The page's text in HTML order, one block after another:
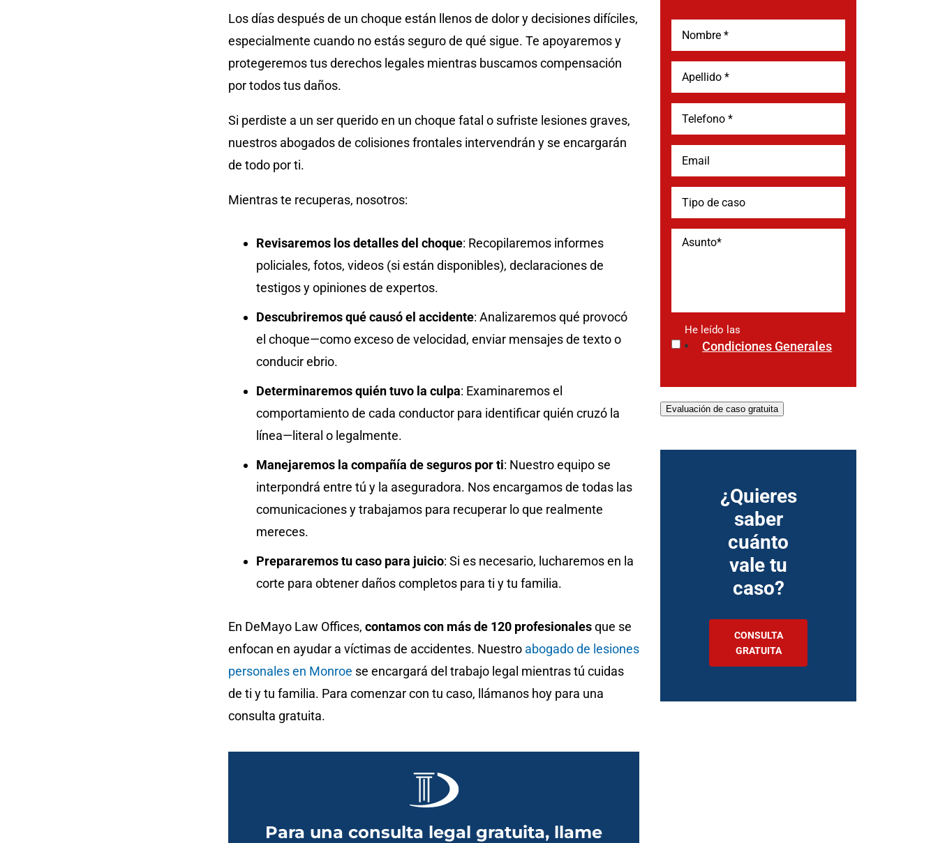
Los días después de un choque están llenos de dolor y decisiones difíciles,
especialmente cuando no estás seguro de qué sigue. Te apoyaremos y
protegeremos tus derechos legales mientras buscamos compensación
por todos tus daños.
Si perdiste a un ser querido en un choque fatal o sufriste lesiones graves,
nuestros abogados de colisiones frontales intervendrán y se encargarán
de todo por ti.
Mientras te recuperas, nosotros:
Revisaremos los detalles del choque: Recopilaremos informes
policiales, fotos, videos (si están disponibles), declaraciones de
testigos y opiniones de expertos.
Descubriremos qué causó el accidente: Analizaremos qué provocó
el choque—como exceso de velocidad, enviar mensajes de texto o
conducir ebrio.
Determinaremos quién tuvo la culpa: Examinaremos el
comportamiento de cada conductor para identificar quién cruzó la
línea—literal o legalmente.
Manejaremos la compañía de seguros por ti: Nuestro equipo se
interpondrá entre tú y la aseguradora. Nos encargamos de todas las
comunicaciones y trabajamos para recuperar lo que realmente
mereces.
Prepararemos tu caso para juicio: Si es necesario, lucharemos en la
corte para obtener daños completos para ti y tu familia.
En DeMayo Law Offices, contamos con más de 120 profesionalesque se
enfocan en ayudar a víctimas de accidentes. Nuestro abogado de lesiones
personales en Monroe se encargará del trabajo legal mientras tú cuidas
de ti y tu familia. Para comenzar con tu caso, llámanos hoy para una
consulta gratuita.
Para una consulta legal gratuita, llame
He leído las
Condiciones Generales
Evaluación de caso gratuita
¿Quieres
saber
cuánto
vale tu
caso?
CONSULTA
GRATUITA